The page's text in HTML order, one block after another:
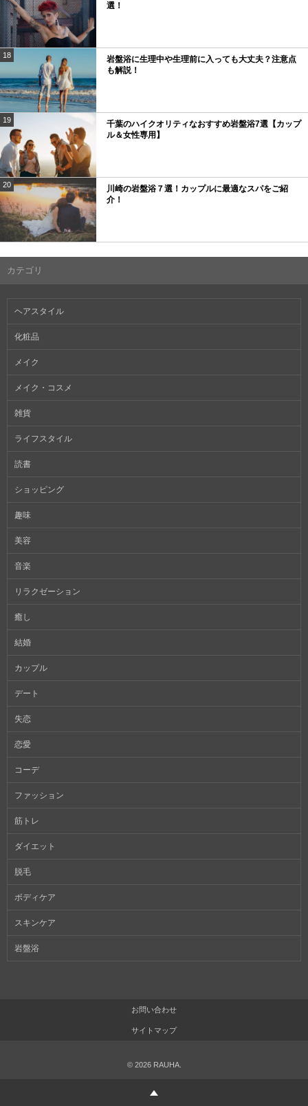
選！
18
岩盤浴に生理中や生理前に入っても大丈夫？注意点
も解説！
19
千葉のハイクオリティなおすすめ岩盤浴7選【カップ
ル＆女性専用】
20
川崎の岩盤浴７選！カップルに最適なスパをご紹
介！
カテゴリ
ヘアスタイル
化粧品
メイク
メイク・コスメ
雑貨
ライフスタイル
読書
ショッピング
趣味
美容
音楽
リラクゼーション
癒し
結婚
カップル
デート
失恋
恋愛
コーデ
ファッション
筋トレ
ダイエット
脱毛
ボディケア
スキンケア
岩盤浴
お問い合わせ
サイトマップ
© 2026 RAUHA.